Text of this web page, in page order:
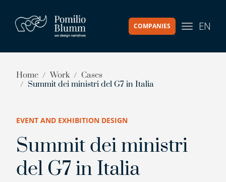
COMPANIES EN
Home Work
Cases
Summit dei ministri del G7 in Italia
EVENT AND EXHIBITION DESIGN
Summit dei ministri
del G7 in Italia